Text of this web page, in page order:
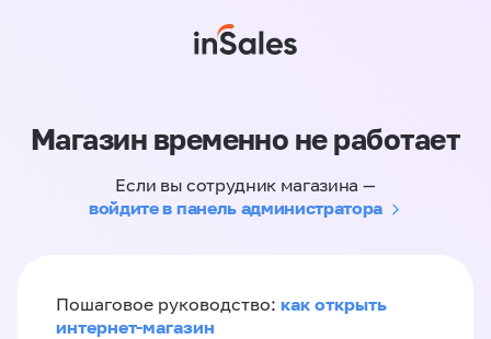
Магазин временно не работает
Если вы сотрудник магазина —
войдите в панель администратора
Пошаговое руководство: как открыть
интернет-магазин